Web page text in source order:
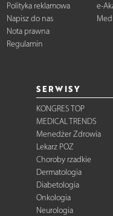
Polityka reklamowa
Napisz do nas
Nota prawna
Regulamin
e-
SERWISY
KONGRES TOP
MEDICAL TRENDS
Menedżer Zdrowia
Lekarz POZ
Choroby rzadkie
Dermatologia
Diabetologia
Onkologia
Neurologia